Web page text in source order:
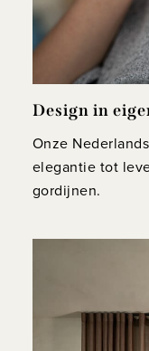
Design in
Onze
elegantie tot
gordijnen.